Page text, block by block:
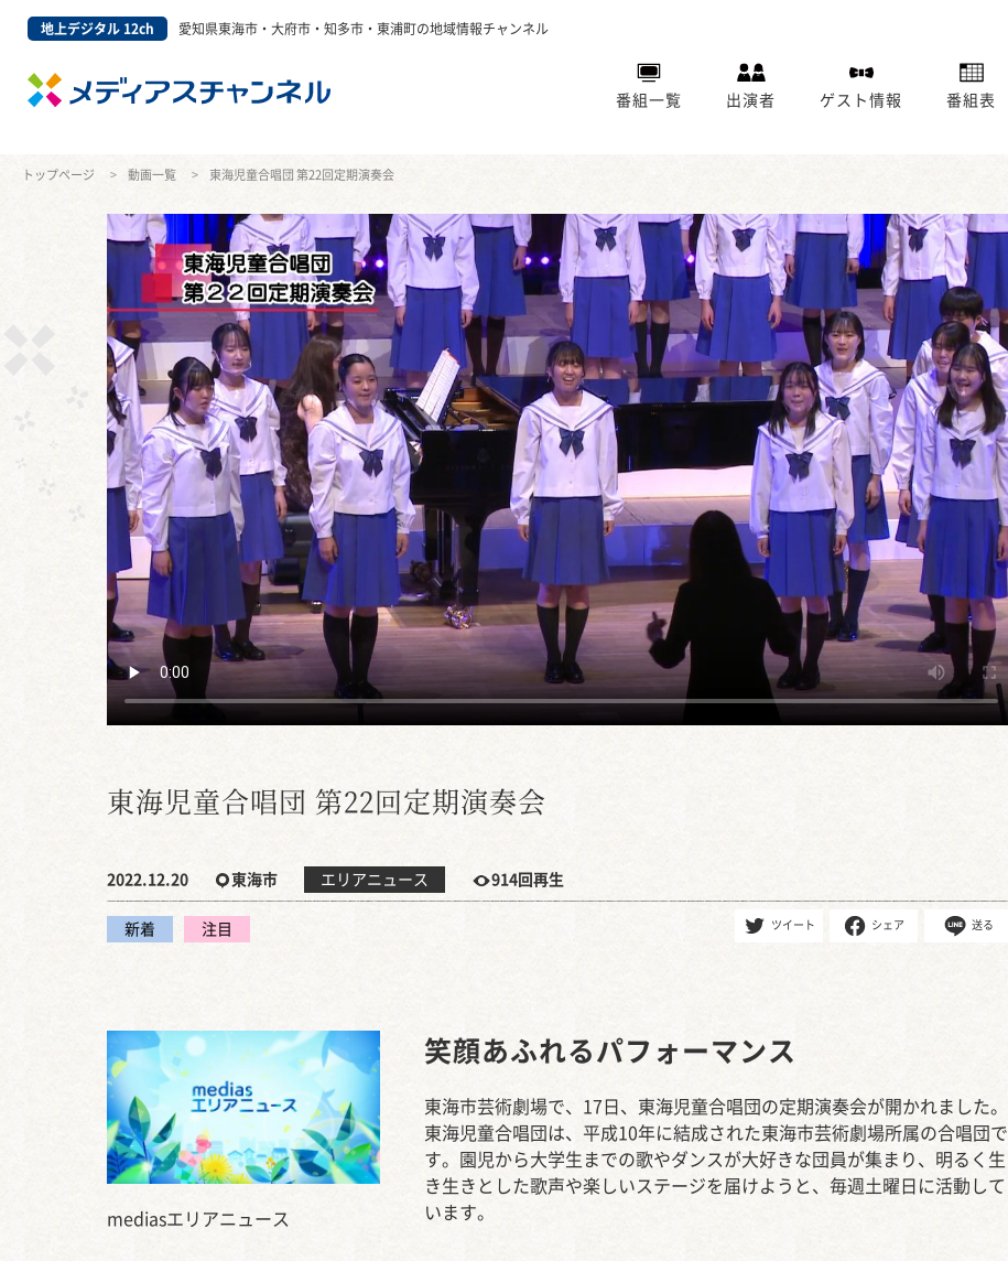
地上デジタル 12ch 愛知県東海市・大府市・知多市・東浦町の地域情報チャンネル
番組一覧 出演者 ゲスト情報 番組表
トップページ 動画一覧 東海児童合唱団 第22回定期演奏会
東海児童合唱団 第22回定期演奏会
2022.12.20 東海市 エリアニュース 914回再生
新着 注目 ツイート シェア 送る
mediasエリアニュース
笑顔あふれるパフォーマンス
東海市芸術劇場で、17日、東海児童合唱団の定期演奏会が開かれました。
東海児童合唱団は、平成10年に結成された東海市芸術劇場所属の合唱団で
す。園児から大学生までの歌やダンスが大好きな団員が集まり、明るく生
き生きとした歌声や楽しいステージを届けようと、毎週土曜日に活動して
います。